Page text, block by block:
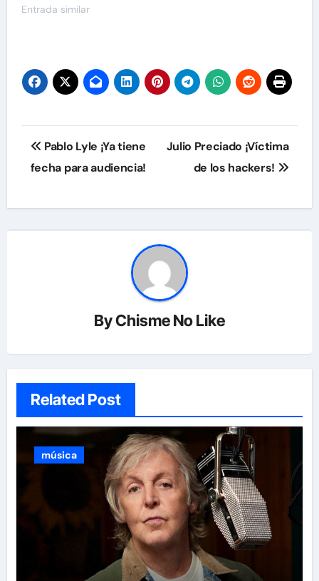
Entrada similar
Navegación
de
Pablo Lyle ¡Ya tiene
fecha para audiencia!
Julio Preciado ¡Víctima
de los hackers!
ByChisme No Like
Related Post
música